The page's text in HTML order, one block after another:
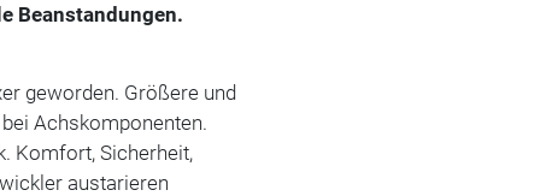
Beanstandungen.
geworden. Größere und
Achskomponenten.
Komfort, Sicherheit,
austarieren